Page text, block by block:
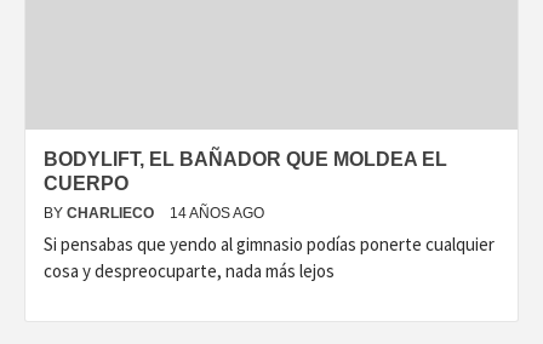
BODYLIFT, EL BAÑADOR QUE MOLDEA EL
CUERPO
BY CHARLIECO 14 AÑOS AGO
Si pensabas que yendo al gimnasio podías ponerte cualquier
cosa y despreocuparte, nada más lejos